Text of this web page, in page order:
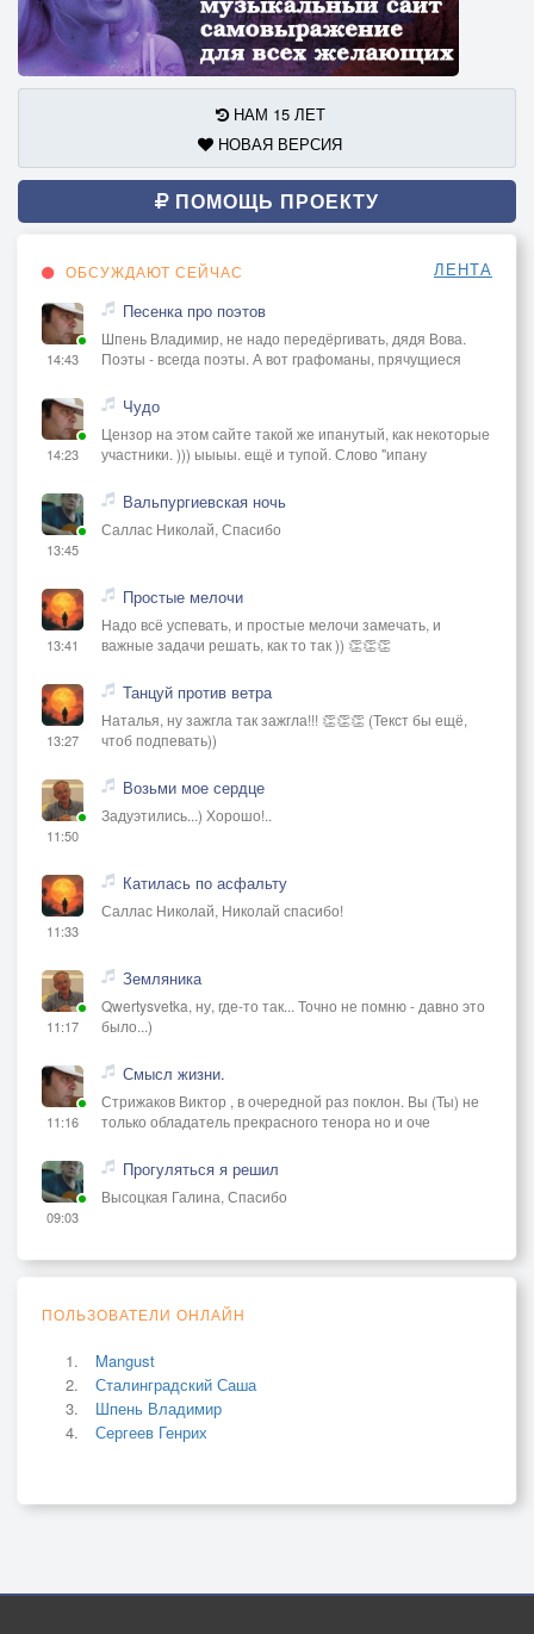
НАМ 15 ЛЕТ
НОВАЯ ВЕРСИЯ
ПОМОЩЬ ПРОЕКТУ
ОБСУЖДАЮТ СЕЙЧАС ЛЕНТА
14:43
Песенка про поэтов
Шпень Владимир, не надо передёргивать, дядя Вова.
Поэты - всегда поэты. А вот графоманы, прячущиеся
14:23
Чудо
Цензор на этом сайте такой же ипанутый, как некоторые
участники. ))) ыыыы. ещё и тупой. Слово "ипану
13:45
Вальпургиевская ночь
Саллас Николай, Спасибо
13:41
Простые мелочи
Надо всё успевать, и простые мелочи замечать, и
важные задачи решать, как то так )) 👏👏👏
13:27
Танцуй против ветра
Наталья, ну зажгла так зажгла!!! 👏👏👏 (Текст бы ещё,
чтоб подпевать))
11:50
Возьми мое сердце
Задуэтились...) Хорошо!..
11:33
Катилась по асфальту
Саллас Николай, Николай спасибо!
11:17
Земляника
Qwertysvetka, ну, где-то так... Точно не помню - давно это
было...)
11:16
Смысл жизни.
Стрижаков Виктор , в очередной раз поклон. Вы (Ты) не
только обладатель прекрасного тенора но и оче
09:03
Прогуляться я решил
Высоцкая Галина, Спасибо
ПОЛЬЗОВАТЕЛИ ОНЛАЙН
Mangust
Сталинградский Саша
Шпень Владимир
Сергеев Генрих